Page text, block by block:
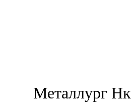
Металлург Нк